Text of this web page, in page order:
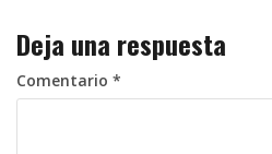
Deja una respuesta
Comentario *